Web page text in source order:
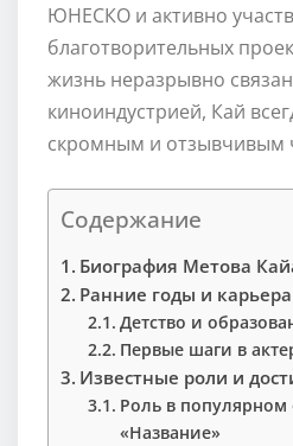
ЮНЕСКО и активно
благотворительных
жизнь неразрывно
киноиндустрией, Кай
скромным и отзывчивым
Содержание
Биография Метова
Ранние годы и карьера
Детство и
Первые шаги в
Известные роли и
Роль в
«Название»